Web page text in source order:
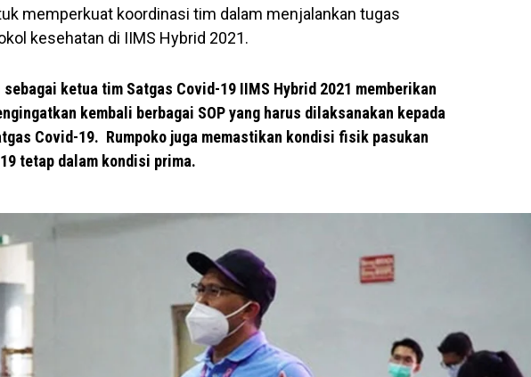
memperkuat koordinasi tim dalam menjalankan tugas
kesehatan di IIMS Hybrid 2021.
sebagai ketua tim Satgas Covid-19 IIMS Hybrid 2021 memberikan
kembali berbagai SOP yang harus dilaksanakan kepada
Covid-19. Rumpoko juga memastikan kondisi fisik pasukan
tetap dalam kondisi prima.